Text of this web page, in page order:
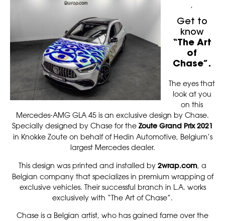
,
Get to
know
“The Art
of
Chase”.
The eyes that
look at you
on this
Mercedes-AMG GLA 45 is an exclusive design by Chase.
Specially designed by Chase for the Zoute Grand Prix 2021
in Knokke Zoute on behalf of Hedin Automotive, Belgium’s
largest Mercedes dealer.
This design was printed and installed by 2wrap.com, a
Belgian company that specializes in premium wrapping of
exclusive vehicles. Their successful branch in L.A. works
exclusively with “The Art of Chase”.
Chase is a Belgian artist, who has gained fame over the